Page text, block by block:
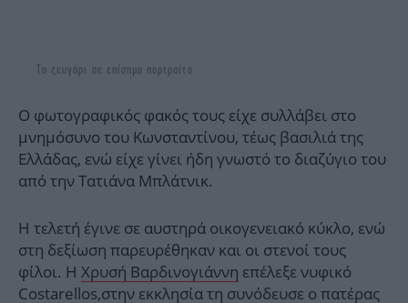
Το ζευγάρι σε επίσημο πορτραίτο
Ο φωτογραφικός φακός τους είχε συλλάβει στο
μνημόσυνο του Κωνσταντίνου, τέως βασιλιά της
Ελλάδας, ενώ είχε γίνει ήδη γνωστό το διαζύγιο του
από την Τατιάνα Μπλάτνικ.
Η τελετή έγινε σε αυστηρά οικογενειακό κύκλο, ενώ
στη δεξίωση παρευρέθηκαν και οι στενοί τους
φίλοι. Η Χρυσή Βαρδινογιάννη επέλεξε νυφικό
Costarellos,στην εκκλησία τη συνόδευσε ο πατέρας